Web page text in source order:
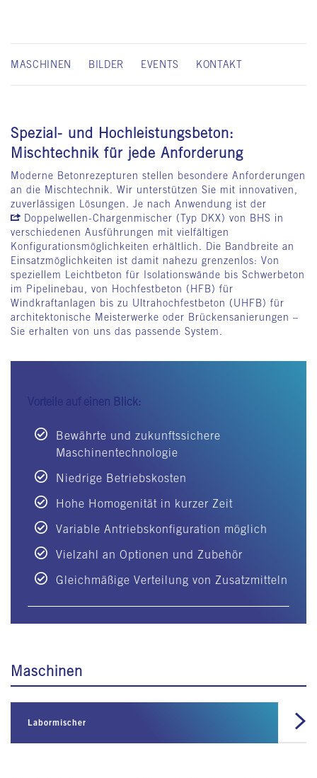
MASCHINEN BILDER EVENTS KONTAKT
Spezial- und Hochleistungsbeton:
Mischtechnik für jede Anforderung
Moderne Betonrezepturen stellen besondere Anforderungen
an die Mischtechnik. Wir unterstützen Sie mit innovativen,
zuverlässigen Lösungen. Je nach Anwendung ist der
Doppelwellen-Chargenmischer (Typ DKX) von BHS in
verschiedenen Ausführungen mit vielfältigen
Konfigurationsmöglichkeiten erhältlich. Die Bandbreite an
Einsatzmöglichkeiten ist damit nahezu grenzenlos: Von
speziellem Leichtbeton für Isolationswände bis Schwerbeton
im Pipelinebau, von Hochfestbeton (HFB) für
Windkraftanlagen bis zu Ultrahochfestbeton (UHFB) für
architektonische Meisterwerke oder Brückensanierungen –
Sie erhalten von uns das passende System.
Vorteile auf einen Blick:
Bewährte und zukunftssichere
Maschinentechnologie
Niedrige Betriebskosten
Hohe Homogenität in kurzer Zeit
Variable Antriebskonfiguration möglich
Vielzahl an Optionen und Zubehör
Gleichmäßige Verteilung von Zusatzmitteln
Maschinen
Labormischer